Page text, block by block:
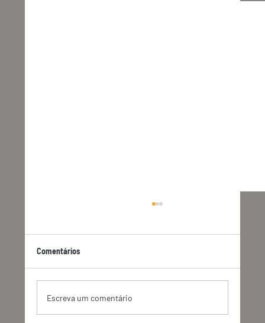
Comentários
Escreva um comentário